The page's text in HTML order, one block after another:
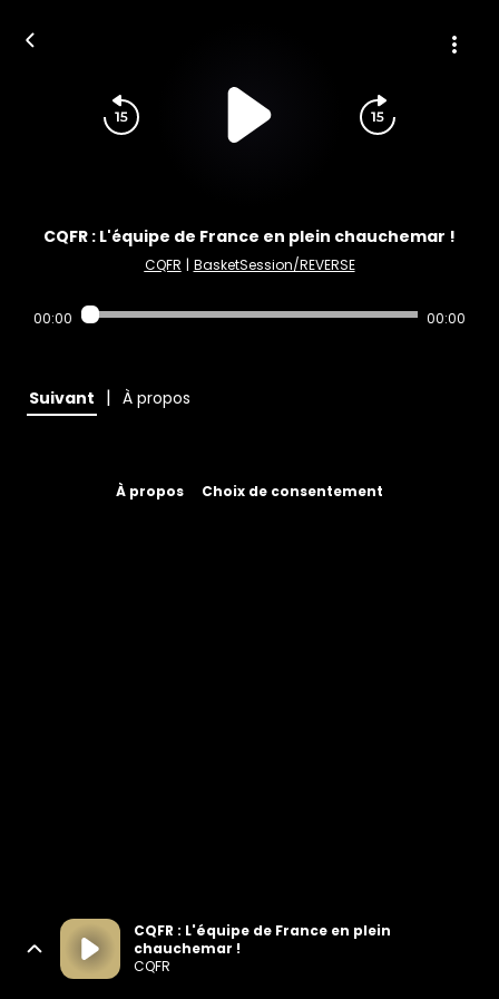
CQFR : L'équipe de France en plein chauchemar !
CQFR | BasketSession/REVERSE
00:00 00:00
Suivant | À propos
À propos Choix de consentement
CQFR : L'équipe de France en plein
chauchemar !
CQFR